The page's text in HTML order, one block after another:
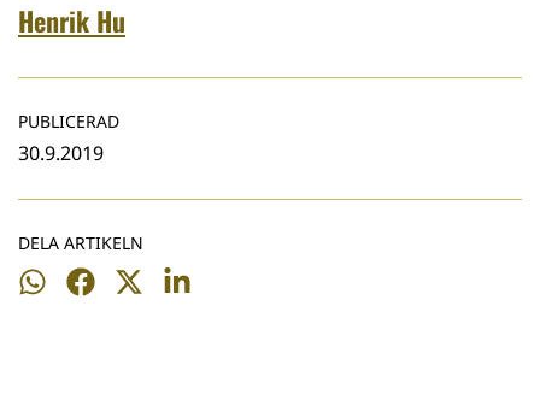
Henrik Hu
PUBLICERAD
30.9.2019
DELA ARTIKELN
Dela
Dela
Dela
Dela